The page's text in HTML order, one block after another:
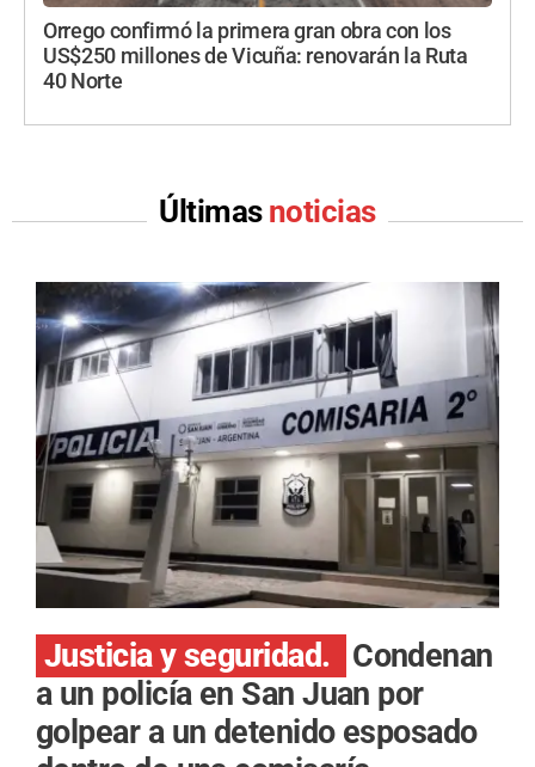
Orrego confirmó la primera gran obra con los
US$250 millones de Vicuña: renovarán la Ruta
40 Norte
Últimas noticias
Justicia y seguridad.
Condenan
a un policía en San Juan por
golpear a un detenido esposado